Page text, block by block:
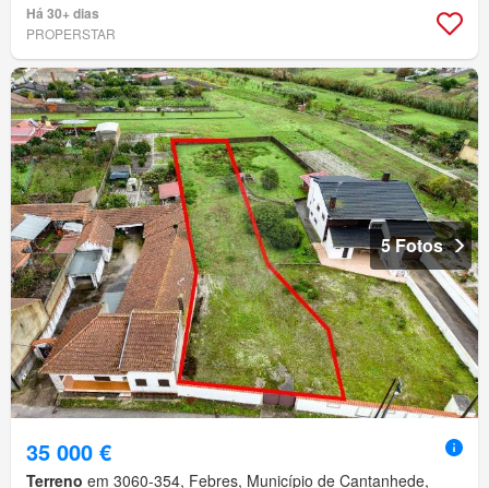
Há 30+ dias
PROPERSTAR
5 Fotos
35 000 €
Terreno em 3060-354, Febres, Município de Cantanhede,